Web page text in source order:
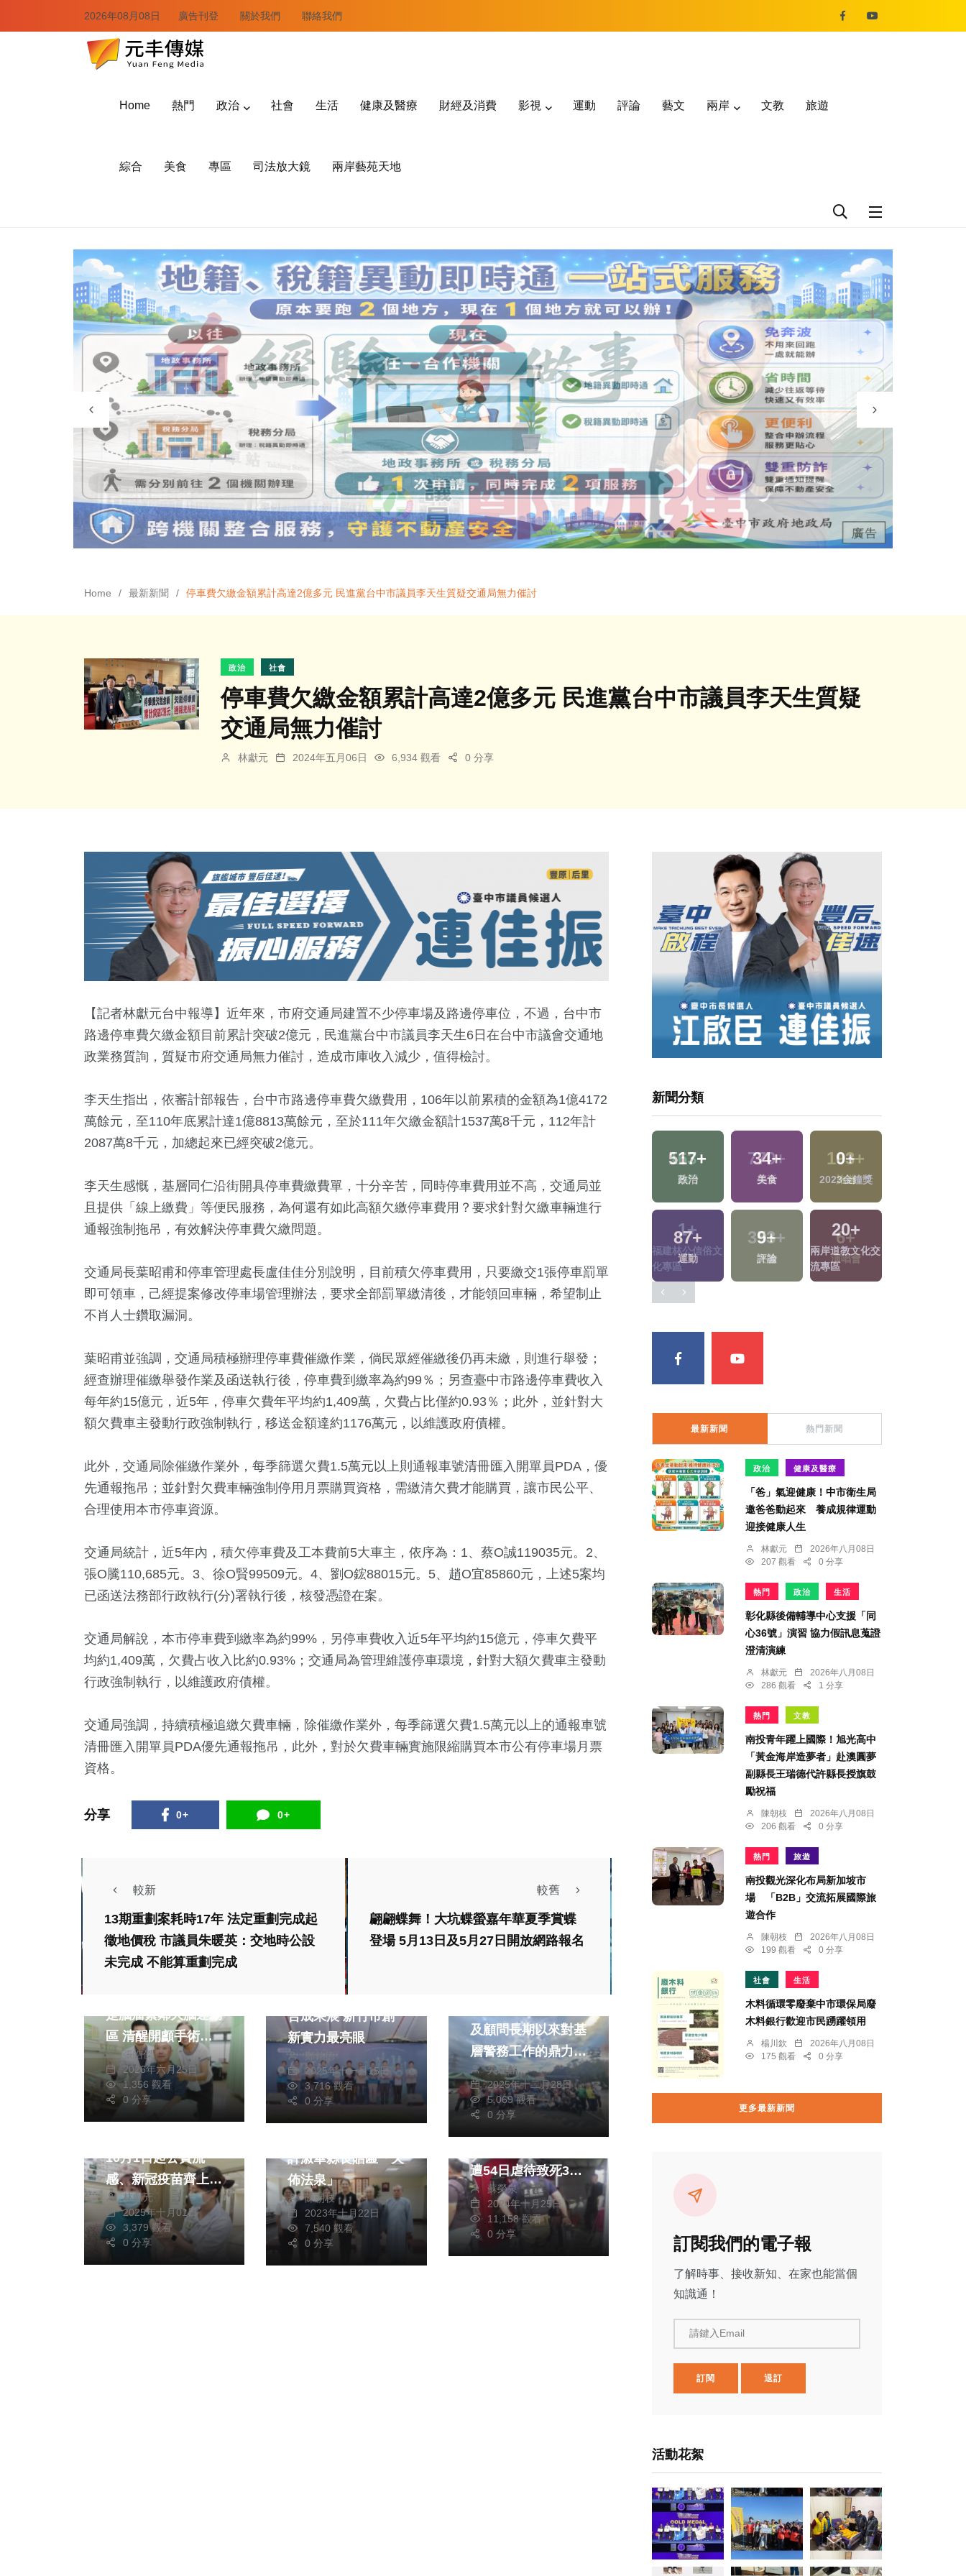
2026年08月08日 廣告刊登 關於我們 聯絡我們
Home 熱門 政治 社會 生活 健康及醫療 財經及消費 影視 運動 評論 藝文 兩岸 文教 旅遊
綜合 美食 專區 司法放大鏡 兩岸藝苑天地
Home 最新新聞 停車費欠繳金額累計高達2億多元 民進黨台中市議員李天生質疑交通局無力催討
政治 社會
停車費欠繳金額累計高達2億多元 民進黨台中市議員李天生質疑
交通局無力催討
林獻元 2024年五月06日 6,934 觀看 0 分享
【記者林獻元台中報導】近年來，市府交通局建置不少停車場及路邊停車位，不過，台中市
路邊停車費欠繳金額目前累計突破2億元，民進黨台中市議員李天生6日在台中市議會交通地
政業務質詢，質疑市府交通局無力催討，造成市庫收入減少，值得檢討。
李天生指出，依審計部報告，台中市路邊停車費欠繳費用，106年以前累積的金額為1億4172
萬餘元，至110年底累計達1億8813萬餘元，至於111年欠繳金額計1537萬8千元，112年計
2087萬8千元，加總起來已經突破2億元。
李天生感慨，基層同仁沿街開具停車費繳費單，十分辛苦，同時停車費用並不高，交通局並
且提供「線上繳費」等便民服務，為何還有如此高額欠繳停車費用？要求針對欠繳車輛進行
通報強制拖吊，有效解決停車費欠繳問題。
交通局長葉昭甫和停車管理處長盧佳佳分別說明，目前積欠停車費用，只要繳交1張停車罰單
即可領車，己經提案修改停車場管理辦法，要求全部罰單繳清後，才能領回車輛，希望制止
不肖人士鑽取漏洞。
葉昭甫並強調，交通局積極辦理停車費催繳作業，倘民眾經催繳後仍再未繳，則進行舉發；
經查辦理催繳舉發作業及函送執行後，停車費到繳率為約99％；另查臺中市路邊停車費收入
每年約15億元，近5年，停車欠費年平均約1,409萬，欠費占比僅約0.93％；此外，並針對大
額欠費車主發動行政強制執行，移送金額達約1176萬元，以維護政府債權。
此外，交通局除催繳作業外，每季篩選欠費1.5萬元以上則通報車號清冊匯入開單員PDA，優
先通報拖吊；並針對欠費車輛強制停用月票購買資格，需繳清欠費才能購買，讓市民公平、
合理使用本市停車資源。
交通局統計，近5年內，積欠停車費及工本費前5大車主，依序為：1、蔡O誠119035元。2、
張O騰110,685元。3、徐O賢99509元。4、劉O鋐88015元。5、趙O宜85860元，上述5案均
已函送法務部行政執行(分)署執行後，核發憑證在案。
交通局解說，本市停車費到繳率為約99%，另停車費收入近5年平均約15億元，停車欠費平
均約1,409萬，欠費占收入比約0.93%；交通局為管理維護停車環境，針對大額欠費車主發動
行政強制執行，以維護政府債權。
交通局強調，持續積極追繳欠費車輛，除催繳作業外，每季篩選欠費1.5萬元以上的通報車號
清冊匯入開單員PDA優先通報拖吊，此外，對於欠費車輛實施限縮購買本市公有停車場月票
資格。
分享 0+ 0+
較新
13期重劃案耗時17年 法定重劃完成起
徵地價稅 市議員朱暖英：交地時公設
未完成 不能算重劃完成
較舊
翩翩蝶舞！大坑蝶螢嘉年華夏季賞蝶
登場 5月13日及5月27日開放網路報名
健康及醫療
是腦瘤緊鄰大腦運動
區 清醒開顱手術即
時定位助病人恢復行
走重返日常
張皓傑
2026年六月25日
1,356 觀看
0 分享
中台灣9縣市SBIR聯
合成果展 新竹市創
新實力最亮眼
2025年十一月15日
3,716 觀看
0 分享
及顧問長期以來對基
層警務工作的鼎力支
持與經費贊助，有效
提升派出所勤務效能
與員警士氣.昨日特
舉辦戶外踏青與溫馨
餐敘南部旅遊
吳建銘
2025年十二月28日
5,069 觀看
0 分享
10月1日起公費流
感、新冠疫苗齊上陣
豐原醫院開打
林獻元
2025年十月01日
3,379 觀看
0 分享
生活 文教
許淑華縣長贈匾「天
佈法泉」
陳朝枝
2023年十月22日
7,540 觀看
0 分享
社會 生活
綜合
遭54日虐待致死3主
嫌提起公訴
蘇榮泉
2024年十月25日
11,158 觀看
0 分享
新聞分類
海峽論壇專區
2+
流專區
影視 2024總統大選
36+ 17+
政治 美食 2023金鐘獎
流專區
163+
熱門
770+
生活
193+
旅遊
1+
福建林公信俗文
化專區
353+
文教
6+
演唱會
最新新聞 熱門新聞
政治 健康及醫療
「爸」氣迎健康！中市衛生局
邀爸爸動起來 養成規律運動
迎接健康人生
林獻元
2026年八月08日
207 觀看
0 分享
熱門 政治 生活
彰化縣後備輔導中心支援「同
心36號」演習 協力假訊息蒐證
澄清演練
林獻元
2026年八月08日
286 觀看
1 分享
熱門 文教
南投青年躍上國際！旭光高中
「黃金海岸造夢者」赴澳圓夢
副縣長王瑞德代許縣長授旗鼓
勵祝福
陳朝枝
2026年八月08日
206 觀看
0 分享
熱門 旅遊
南投觀光深化布局新加坡市
場 「B2B」交流拓展國際旅
遊合作
陳朝枝
2026年八月08日
199 觀看
0 分享
社會 生活
木料循環零廢棄中市環保局廢
木料銀行歡迎市民踴躍領用
楊川欽
2026年八月08日
175 觀看
0 分享
更多最新新聞
訂閱我們的電子報
了解時事、接收新知、在家也能當個
知識通！
請鍵入Email
訂閱 退訂
活動花絮